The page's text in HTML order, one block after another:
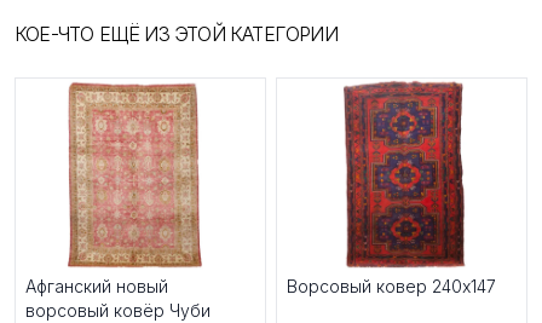
КОЕ-ЧТО ЕЩЁ ИЗ ЭТОЙ КАТЕГОРИИ
Афганский новый
ворсовый ковёр Чуби
Ворсовый ковер 240x147